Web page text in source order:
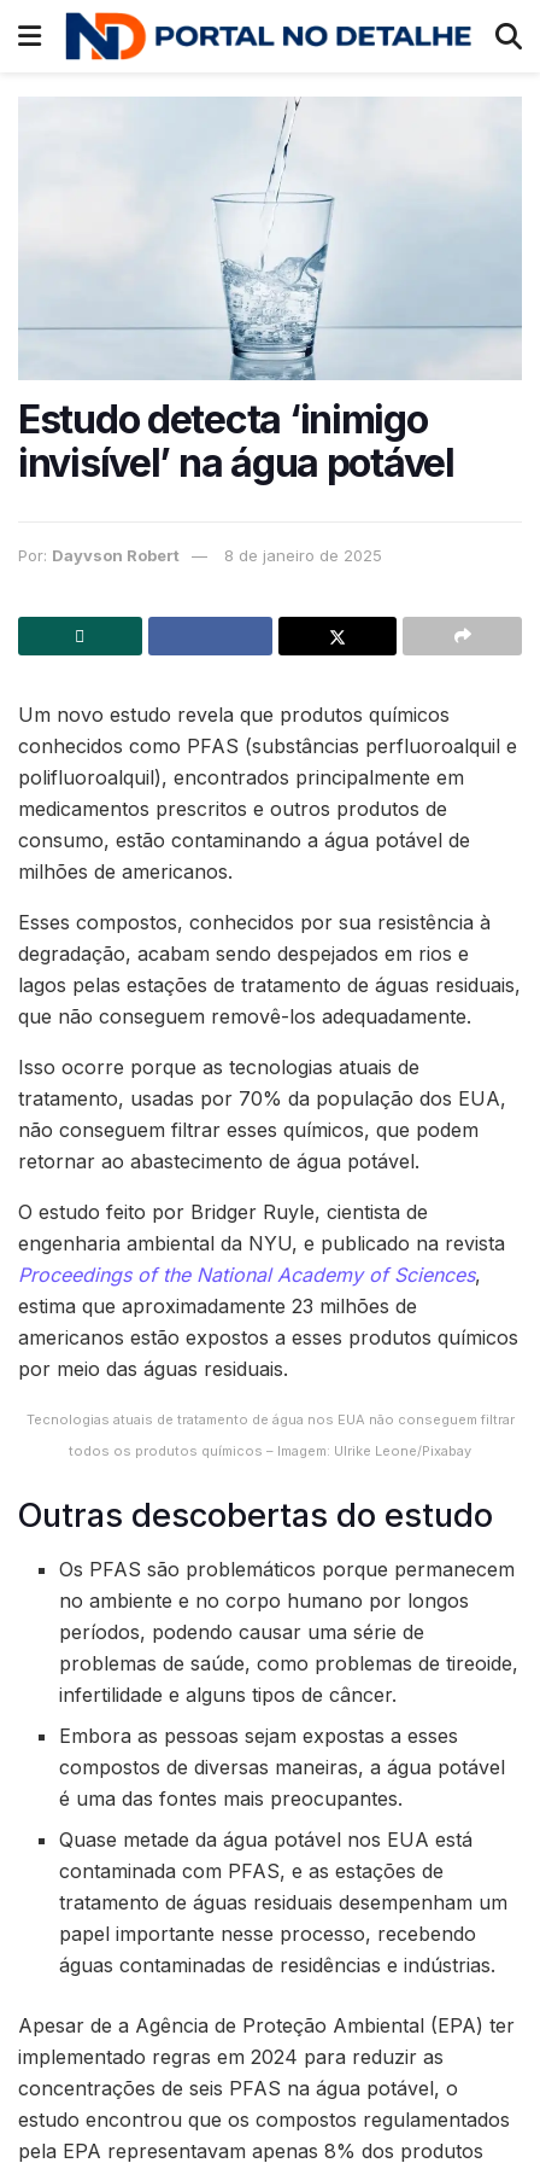
Estudo detecta ‘inimigo
invisível’ na água potável
Por: Dayvson Robert 8 de janeiro de 2025
Um novo estudo revela que produtos químicos
conhecidos como PFAS (substâncias perfluoroalquil e
polifluoroalquil), encontrados principalmente em
medicamentos prescritos e outros produtos de
consumo, estão contaminando a água potável de
milhões de americanos.
Esses compostos, conhecidos por sua resistência à
degradação, acabam sendo despejados em rios e
lagos pelas estações de tratamento de águas residuais,
que não conseguem removê-los adequadamente.
Isso ocorre porque as tecnologias atuais de
tratamento, usadas por 70% da população dos EUA,
não conseguem filtrar esses químicos, que podem
retornar ao abastecimento de água potável.
O estudo feito por Bridger Ruyle, cientista de
engenharia ambiental da NYU, e publicado na revista
Proceedings of the National Academy of Sciences,
estima que aproximadamente 23 milhões de
americanos estão expostos a esses produtos químicos
por meio das águas residuais.
Tecnologias atuais de tratamento de água nos EUA não conseguem filtrar
todos os produtos químicos – Imagem: Ulrike Leone/Pixabay
Outras descobertas do estudo
Os PFAS são problemáticos porque permanecem
no ambiente e no corpo humano por longos
períodos, podendo causar uma série de
problemas de saúde, como problemas de tireoide,
infertilidade e alguns tipos de câncer.
Embora as pessoas sejam expostas a esses
compostos de diversas maneiras, a água potável
é uma das fontes mais preocupantes.
Quase metade da água potável nos EUA está
contaminada com PFAS, e as estações de
tratamento de águas residuais desempenham um
papel importante nesse processo, recebendo
águas contaminadas de residências e indústrias.
Apesar de a Agência de Proteção Ambiental (EPA) ter
implementado regras em 2024 para reduzir as
concentrações de seis PFAS na água potável, o
estudo encontrou que os compostos regulamentados
pela EPA representavam apenas 8% dos produtos